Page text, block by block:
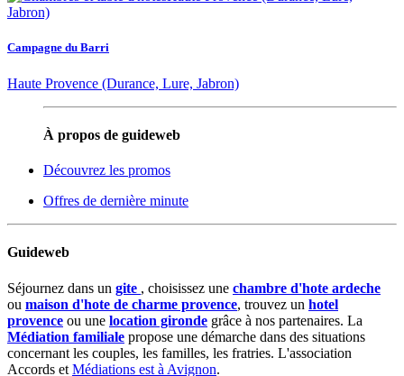
Campagne du Barri
Haute Provence (Durance, Lure, Jabron)
À propos de guideweb
Découvrez les promos
Offres de dernière minute
Guideweb
Séjournez dans un gite , choisissez une chambre d'hote ardeche
ou maison d'hote de charme provence, trouvez un hotel
provence ou une location gironde grâce à nos partenaires. La
Médiation familiale propose une démarche dans des situations
concernant les couples, les familles, les fratries. L'association
Accords et Médiations est à Avignon.